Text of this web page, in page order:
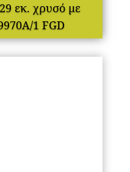
εκ. χρυσό με
1 FGD